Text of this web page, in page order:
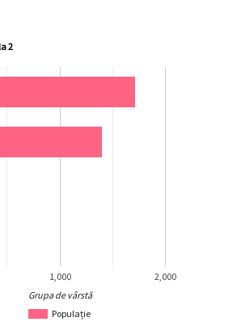
2
Populație
1,000 2,000
Grupa de vârstă